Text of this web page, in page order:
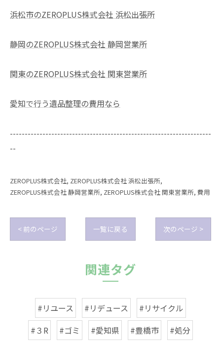
浜松市のZEROPLUS株式会社 浜松出張所
静岡のZEROPLUS株式会社 静岡営業所
関東のZEROPLUS株式会社 関東営業所
愛知で行う遺品整理の費用なら
--------------------------------------------------------------------
--
ZEROPLUS株式会社 ZEROPLUS株式会社 浜松出張所
ZEROPLUS株式会社 静岡営業所 ZEROPLUS株式会社 関東営業所 費用
< 前のページ 一覧に戻る 次のページ >
関連タグ
#リユース #リデュース
#リサイクル
#３R
#ゴミ #愛知県 #豊橋市 #処分